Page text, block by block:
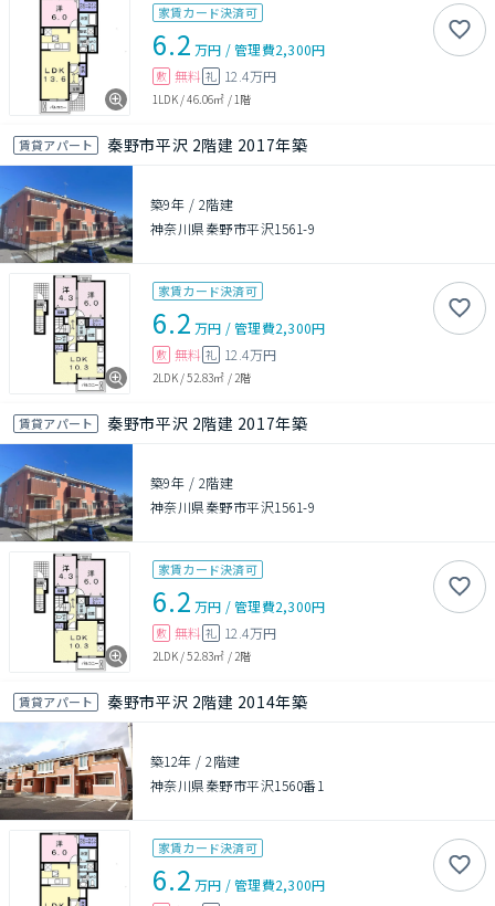
家賃カード決済可
6.2 万円 /管理費2,300円
敷 無料 礼 12.4万円
1LDK/46.06㎡ /1階
賃貸アパート 秦野市平沢 2階建 2017年築
築9年 / 2階建
神奈川県秦野市平沢1561-9
家賃カード決済可
6.2 万円 /管理費2,300円
敷 無料 礼 12.4万円
2LDK/52.83㎡ /2階
賃貸アパート 秦野市平沢 2階建 2017年築
築9年 / 2階建
神奈川県秦野市平沢1561-9
家賃カード決済可
6.2 万円 /管理費2,300円
敷 無料 礼 12.4万円
2LDK/52.83㎡ /2階
賃貸アパート 秦野市平沢 2階建 2014年築
築12年 /2階建
神奈川県秦野市平沢1560番1
家賃カード決済可
6.2 万円 /管理費2,300円